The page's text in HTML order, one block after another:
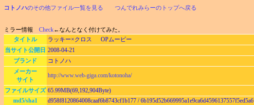
コトノハのその他ファイル一覧を見る つんでれみらーのトップへ戻る
ミラー情報 Check←なんとなく付けてみた。
タイトル
ラッキー×クロス OPムービー
当サイト公開日 2008-04-21
ブランド
コトノハ
メーカー
サイト
http://www.web-giga.com/kotonoha/
ファイルサイズ 65.99MB(69,192,904Byte)
md5/sha1
d958f8120864008caaf6b8743cf1b177 / 6b195d52b669995a1e9ca6d4596137557f5ed5a6